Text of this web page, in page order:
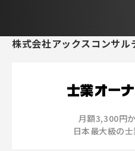
株式会社アックスコンサル
月額3,300円
日本最大級の